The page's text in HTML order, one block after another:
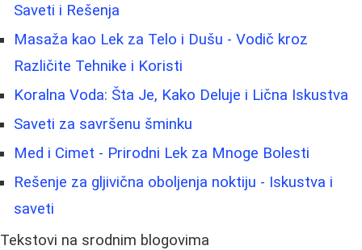
Saveti i Rešenja
Masaža kao Lek za Telo i Dušu - Vodič kroz
Različite Tehnike i Koristi
Koralna Voda: Šta Je, Kako Deluje i Lična Iskustva
Saveti za savršenu šminku
Med i Cimet - Prirodni Lek za Mnoge Bolesti
Rešenje za gljivična oboljenja noktiju - Iskustva i
saveti
Tekstovi na srodnim blogovima